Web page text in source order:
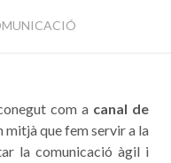
com a canal de
mitjà que fem servir a la
la comunicació àgil i